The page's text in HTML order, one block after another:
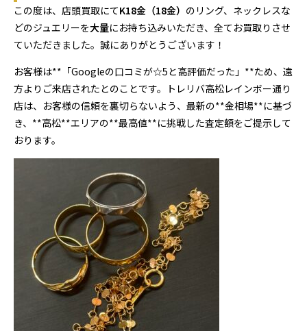
この度は、店頭買取にてK18金（18金） のリング、ネックレスな
どのジュエリーを大量にお持ち込みいただき、全てお買取りさせ
ていただきました。誠にありがとうございます！
お客様は**「Googleの口コミが☆5と高評価だった」**ため、遠
方よりご来店されたとのことです。トレリバ高松レインボー通り
店は、お客様の信頼を裏切らないよう、最新の**金相場**に基づ
き、**高松**エリアの**最高値**に挑戦した査定額をご提示して
おります。